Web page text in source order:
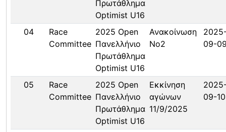
Πρωτάθλημα
Optimist U16
04
Race
Committee
2025 Open
Πανελλήνιο
Πρωτάθλημα
Optimist U16
Ανακοίνωση
Νο2
09-
05
Race
Committee
2025 Open
Πανελλήνιο
Πρωτάθλημα
Optimist U16
Εκκίνηση
αγώνων
11/9/2025
09-10